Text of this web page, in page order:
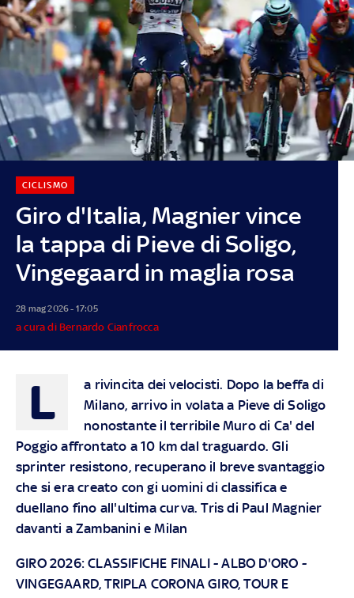
Giro d'Italia, Magnier vince
la tappa di Pieve di Soligo,
Vingegaard in maglia rosa
CICLISMO
28 mag 2026 - 17:05
a cura di Bernardo Cianfrocca
L
a rivincita dei velocisti. Dopo la beffa di
Milano, arrivo in volata a Pieve di Soligo
nonostante il terribile Muro di Ca' del
Poggio affrontato a 10 km dal traguardo. Gli
sprinter resistono, recuperano il breve svantaggio
che si era creato con gi uomini di classifica e
duellano fino all'ultima curva. Tris di Paul Magnier
davanti a Zambanini e Milan
GIRO 2026:CLASSIFICHE FINALI-ALBO D'ORO -
VINGEGAARD, TRIPLA CORONA GIRO, TOUR E